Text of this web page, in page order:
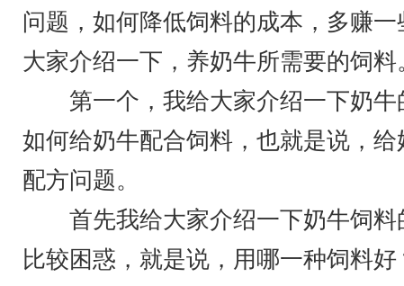
问题，如何降低饲料的成本，多赚
大家介绍一下，养奶牛所需要的饲料
第一个，我给大家介绍一下奶牛
如何给奶牛配合饲料，也就是说，
配方问题。
首先我给大家介绍一下奶牛饲料
比较困惑，就是说，用哪一种饲料